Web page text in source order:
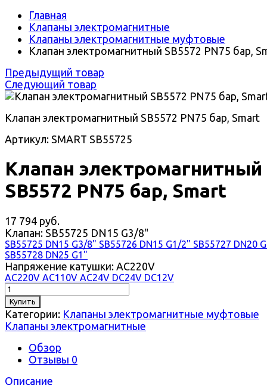
Главная
Клапаны электромагнитные
Клапаны электромагнитные муфтовые
Клапан электромагнитный SB5572 PN75 бар,
Предыдущий товар
Следующий товар
Клапан электромагнитный SB5572 PN75 бар, Smart
Артикул: SMART SB55725
Клапан электромагнитный
SB5572 PN75 бар, Smart
17 794 руб.
Клапан: SB55725 DN15 G3/8"
SB55725 DN15 G3/8" SB55726 DN15 G1/2" SB55727 DN20
SB55728 DN25 G1"
Напряжение катушки: AC220V
AC220V AC110V AC24V DC24V DC12V
Купить
Категории: Клапаны электромагнитные муфтовые
Клапаны электромагнитные
Обзор
Отзывы 0
Описание